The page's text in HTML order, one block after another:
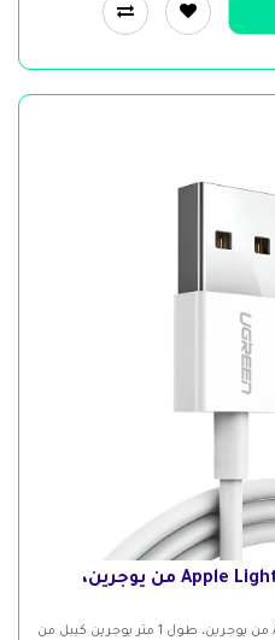
كابل شحن Apple Lightning to Type-C من يوجرين،
كابل شحن Apple Lightning to Type-C من يوجرين، طول 1 متر يوجرين كيبل من